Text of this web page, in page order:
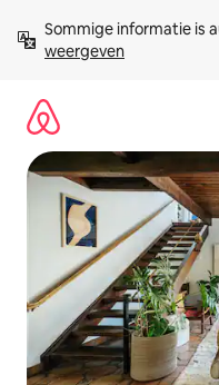
direct
naar
Sommige informatie is
weergeven